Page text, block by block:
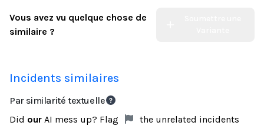
Vous avez vu quelque chose de
similaire ?
Incidents similaires
Par similarité textuelle
Did our AI mess up? Flag the unrelated incidents